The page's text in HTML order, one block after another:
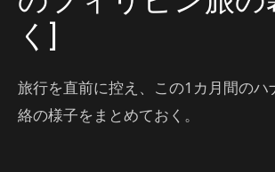
く]
旅行を直前に控え、この1カ月間のハ
絡の様子をまとめておく。